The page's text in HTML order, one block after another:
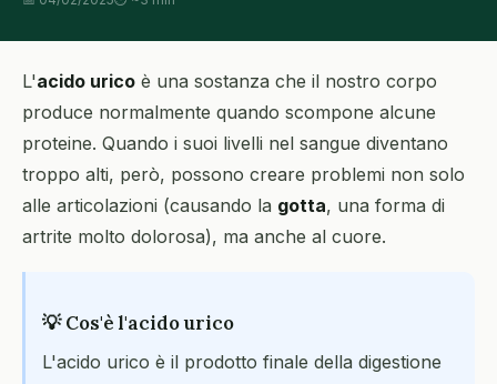
L'acido urico è una sostanza che il nostro corpo
produce normalmente quando scompone alcune
proteine. Quando i suoi livelli nel sangue diventano
troppo alti, però, possono creare problemi non solo
alle articolazioni (causando la gotta, una forma di
artrite molto dolorosa), ma anche al cuore.
💡 Cos'è l'acido urico
L'acido urico è il prodotto finale della digestione